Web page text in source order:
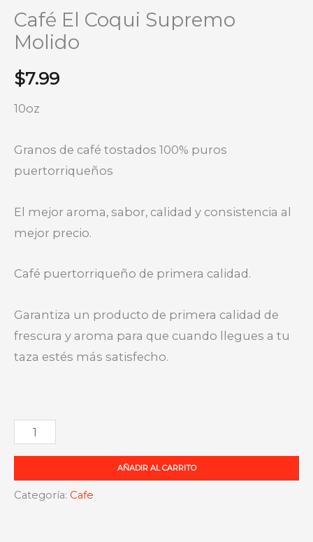
Café El Coqui Supremo
Molido
$7.99
10oz
Granos de café tostados 100% puros
puertorriqueños
El mejor aroma, sabor, calidad y consistencia al
mejor precio.
Café puertorriqueño de primera calidad.
Garantiza un producto de primera calidad de
frescura y aroma para que cuando llegues a tu
taza estés más satisfecho.
Café
Supremo
AÑADIR AL CARRITO
Categoría: Cafe